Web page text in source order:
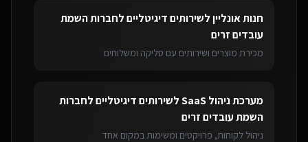
חנות אונלייןלשירותים דיגיטליים לחברות השמת
עובדים זרים
מכירת מוצרים ושירותים עם סליקה ומשלוחים
מערכת ניהול SaaS לשירותים דיגיטליים לחברות
השמת עובדים זרים
ניהול לקוחות, פרויקטים ומשימות במקום אחד